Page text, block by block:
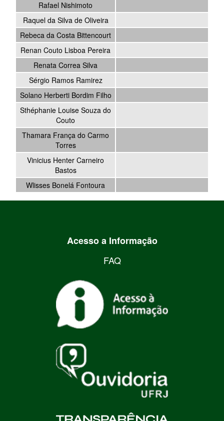
Rafael Nishimoto
Raquel da Silva de Oliveira
Rebeca da Costa Bittencourt
Renan Couto Lisboa Pereira
Renata Correa Silva
Sérgio Ramos Ramirez
Solano Herberti Bordim Filho
Sthéphanie Louise Souza do
Couto
Thamara França do Carmo
Torres
Vinicius Henter Carneiro
Bastos
Wlisses Bonelá Fontoura
Acesso a Informação
FAQ